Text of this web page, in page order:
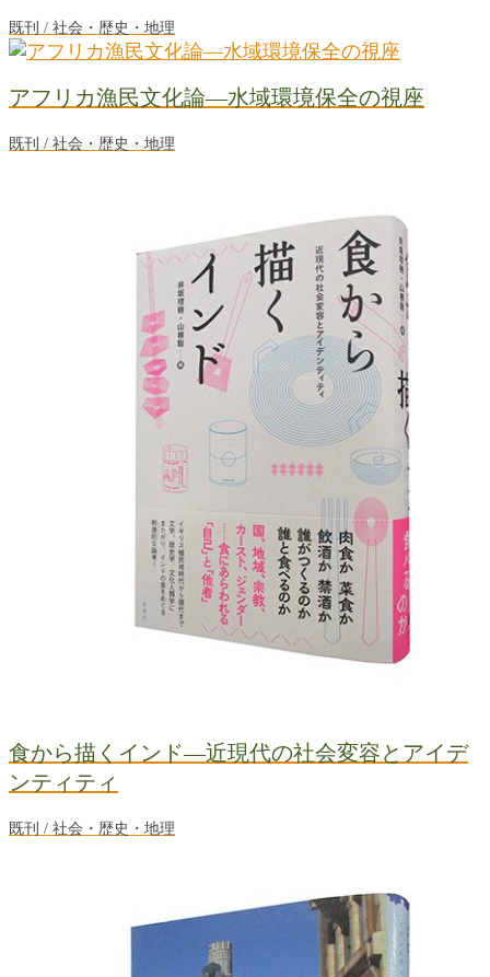
既刊 / 社会・歴史・地理
アフリカ漁民文化論―水域環境保全の視座
既刊 / 社会・歴史・地理
食から描くインド―近現代の社会変容とアイデ
ンティティ
既刊 / 社会・歴史・地理